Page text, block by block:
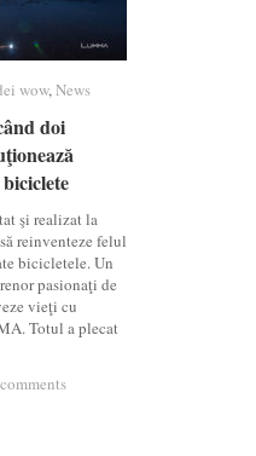
wow,News
doi
şi realizat la
reinventeze felul
bicicletele. Un
pasionaţi de
vieţi cu
Totul a plecat
wow News
doi